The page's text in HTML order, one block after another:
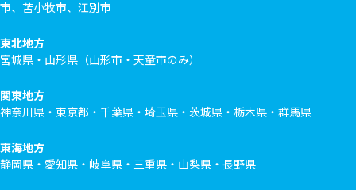
市、苫小牧市、江別市
東北地方
宮城県・山形県（山形市・天童市のみ）
関東地方
神奈川県・東京都・千葉県・埼玉県・茨城県・栃木県・群馬県
東海地方
静岡県・愛知県・岐阜県・三重県・山梨県・長野県